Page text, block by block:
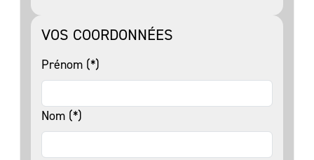
VOS COORDONNÉES
Prénom (*)
Nom (*)